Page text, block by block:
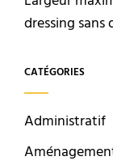
dressing
CATÉGORIES
Administratif